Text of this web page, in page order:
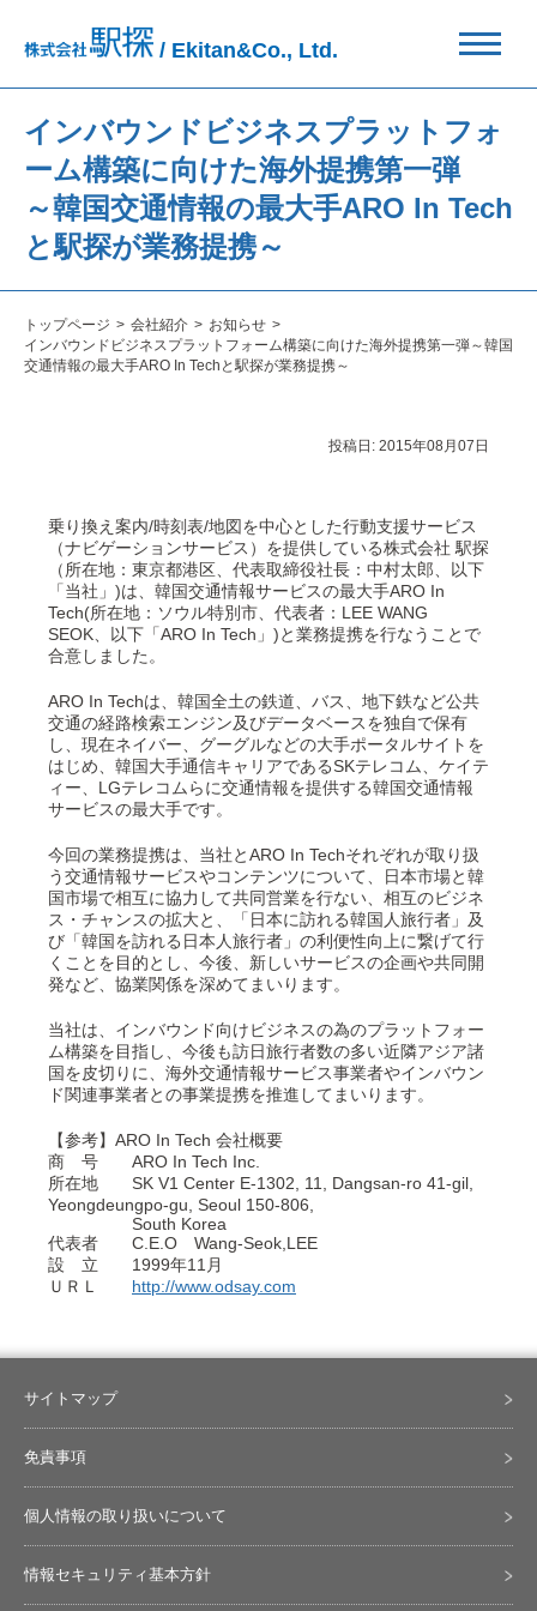
/ Ekitan&Co., Ltd.
インバウンドビジネスプラットフォ
ーム構築に向けた海外提携第一弾
～韓国交通情報の最大手ARO In Tech
と駅探が業務提携～
トップページ 会社紹介
お知らせ
インバウンドビジネスプラットフォーム構築に向けた海外提携第一弾～韓国
交通情報の最大手ARO In Techと駅探が業務提携～
投稿日: 2015年08月07日
乗り換え案内/時刻表/地図を中心とした行動支援サービス
（ナビゲーションサービス）を提供している株式会社 駅探
（所在地：東京都港区、代表取締役社長：中村太郎、以下
「当社」)は、韓国交通情報サービスの最大手ARO In
Tech(所在地：ソウル特別市、代表者：LEE WANG
SEOK、以下「ARO In Tech」)と業務提携を行なうことで
合意しました。
ARO In Techは、韓国全土の鉄道、バス、地下鉄など公共
交通の経路検索エンジン及びデータベースを独自で保有
し、現在ネイバー、グーグルなどの大手ポータルサイトを
はじめ、韓国大手通信キャリアであるSKテレコム、ケイテ
ィー、LGテレコムらに交通情報を提供する韓国交通情報
サービスの最大手です。
今回の業務提携は、当社とARO In Techそれぞれが取り扱
う交通情報サービスやコンテンツについて、日本市場と韓
国市場で相互に協力して共同営業を行ない、相互のビジネ
ス・チャンスの拡大と、「日本に訪れる韓国人旅行者」及
び「韓国を訪れる日本人旅行者」の利便性向上に繋げて行
くことを目的とし、今後、新しいサービスの企画や共同開
発など、協業関係を深めてまいります。
当社は、インバウンド向けビジネスの為のプラットフォー
ム構築を目指し、今後も訪日旅行者数の多い近隣アジア諸
国を皮切りに、海外交通情報サービス事業者やインバウン
ド関連事業者との事業提携を推進してまいります。
【参考】ARO In Tech 会社概要
商 号 ARO In Tech Inc.
所在地 SK V1 Center E-1302, 11, Dangsan-ro 41-gil,
Yeongdeungpo-gu, Seoul 150-806,
South Korea
代表者 C.E.O Wang-Seok,LEE
設 立 1999年11月
ＵＲＬ http://www.odsay.com
サイトマップ
免責事項
個人情報の取り扱いについて
情報セキュリティ基本方針